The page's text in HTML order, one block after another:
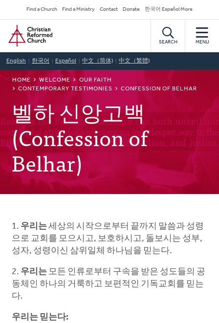
to
main
content
Secondary
Navigation
Find a Church Find a Ministry Contact Donate 한국어 Español More
Home
SEARCH MENU
English 한국어 Español 中文（简体) 中文（繁體)
BREADCRUMB
HOME WELCOME
OUR FAITH
CONTEMPORARY TESTIMONIES
CONFESSION OF BELHAR
벨하 신앙고백
(Confession of
Belhar)
1. 우리는세상의 시작으로부터 끝까지 말씀과 성령
으로 교회를 모으시고, 보호하시고, 돌보시는 성부,
성자, 성령이신 삼위일체 하나님을 믿는다.
2. 우리는 모든 인류로부터 구속을 받은 성도들의 공
동체인 하나의 거룩하고 보편적인 기독교회를 믿는
다.
우리는 믿는다: